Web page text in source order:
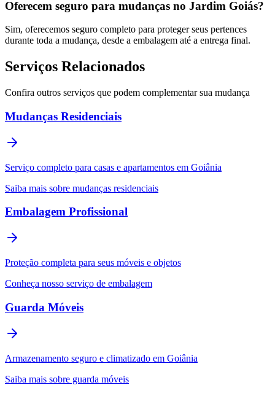
Oferecem seguro para mudanças no Jardim Goiás?
Sim, oferecemos seguro completo para proteger seus pertences
durante toda a mudança, desde a embalagem até a entrega final.
Serviços Relacionados
Confira outros serviços que podem complementar sua mudança
Mudanças Residenciais
Serviço completo para casas e apartamentos em Goiânia
Saiba mais sobre mudanças residenciais
Embalagem Profissional
Proteção completa para seus móveis e objetos
Conheça nosso serviço de embalagem
Guarda Móveis
Armazenamento seguro e climatizado em Goiânia
Saiba mais sobre guarda móveis